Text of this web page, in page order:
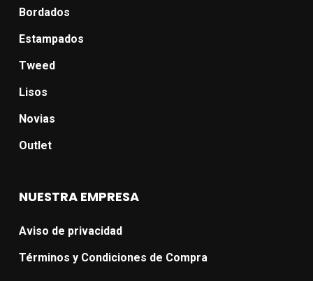
Bordados
Estampados
Tweed
Lisos
Novias
Outlet
NUESTRA EMPRESA
Aviso de privacidad
Términos y Condiciones de Compra